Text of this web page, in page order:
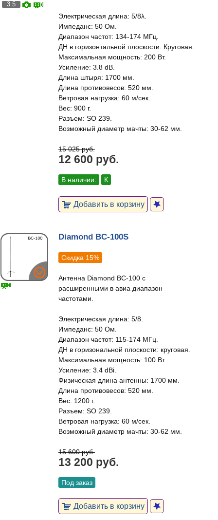
3.5
Электрическая длина: 5/8λ.
Импеданс: 50 Ом.
Диапазон частот: 134-174 МГц.
ДН в горизонтальной плоскости: Круговая.
Максимальная мощность: 200 Вт.
Усиление: 3.8 dB.
Длина штыря: 1700 мм.
Длина противовесов: 520 мм.
Ветровая нагрузка: 60 м/сек.
Вес: 900 г.
Разъем: SO 239.
Возможный диаметр мачты: 30-62 мм.
15 025 руб.
12 600 руб.
В наличии: К
Добавить в корзину
Diamond BC-100S
Скидка 15%
Антенна Diamond BC-100 с
расширенными в авиа диапазон
частотами.
Электрическая длина: 5/8.
Импеданс: 50 Ом.
Диапазон частот: 115-174 МГц.
ДН в горизональной плоскости: круговая.
Максимальная мощность: 100 Вт.
Усиление: 3.4 dBi.
Физическая длина антенны: 1700 мм.
Длина противовесов: 520 мм.
Вес: 1200 г.
Разъем: SO 239.
Ветровая нагрузка: 60 м/сек.
Возможный диаметр мачты: 30-62 мм.
15 600 руб.
13 200 руб.
Под заказ
Добавить в корзину